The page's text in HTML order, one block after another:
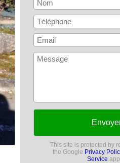
This site is protected by
the Google Privacy
Service